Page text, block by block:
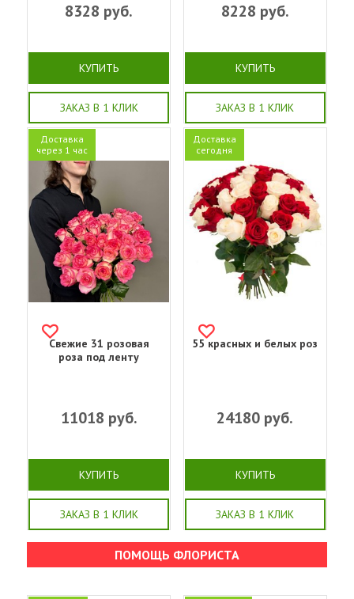
8328 руб.
КУПИТЬ
ЗАКАЗ В 1 КЛИК
8228 руб.
КУПИТЬ
ЗАКАЗ В 1 КЛИК
Доставка
через 1 час
Свежие 31 розовая
роза под ленту
11018 руб.
КУПИТЬ
ЗАКАЗ В 1 КЛИК
Доставка
сегодня
55 красных и белых роз
24180 руб.
КУПИТЬ
ЗАКАЗ В 1 КЛИК
ПОМОЩЬ ФЛОРИСТА